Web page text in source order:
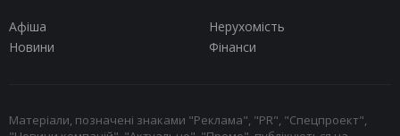
Афіша
Нерухомість
Новини
Фінанси
Матеріали, позначені знаками "Реклама", "PR", "Спецпроект",